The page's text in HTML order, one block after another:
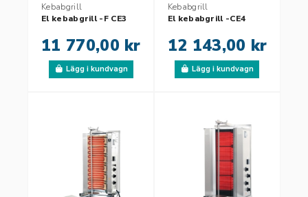
Kebabgrill
El kebabgrill -F CE3
11 770,00 kr
Lägg i kundvagn
Kebabgrill
El kebabgrill -CE4
12 143,00 kr
Lägg i kundvagn